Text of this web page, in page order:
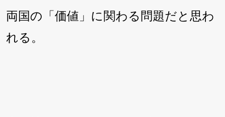
両国の「価値」に関わる問題だと思わ
れる。